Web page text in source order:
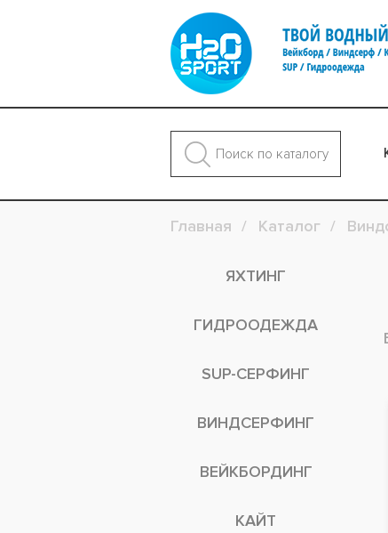
Главная Каталог
ЯХТИНГ
ГИДРООДЕЖДА
SUP-СЕРФИНГ
ВИНДСЕРФИНГ
ВЕЙКБОРДИНГ
КАЙТ